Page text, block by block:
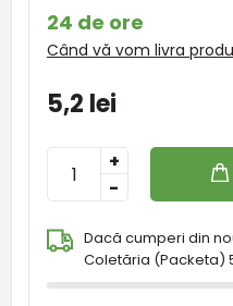
24 de ore
Când vă vom livra
5,2 lei
-
+
Dacă cumperi din
Coletăria (Packeta)